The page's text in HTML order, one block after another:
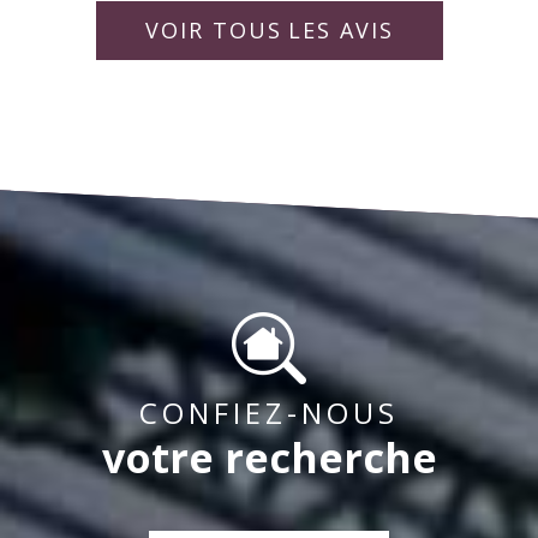
collaborateurs.
rapporter la vie de la copropriété pour « un bien
vivre ensemble « .
idéalement. Bien à vous,
VOIR TOUS LES AVIS
CONFIEZ-NOUS
votre recherche